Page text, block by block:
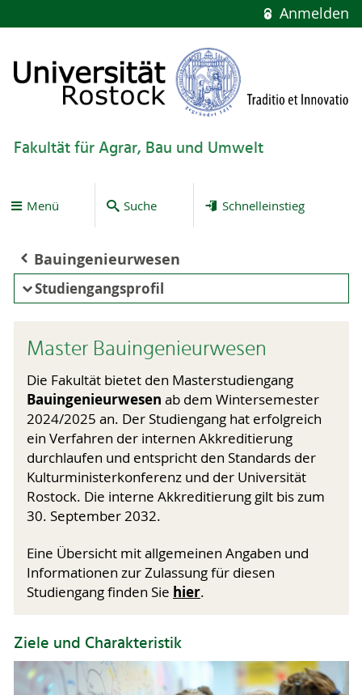
Anmelden
Fakultät für Agrar, Bau und Umwelt
Menü Suche Schnelleinstieg
Bauingenieurwesen
Studiengangsprofil
Master Bauingenieurwesen
Die Fakultät bietet den Masterstudiengang
Bauingenieurwesen ab dem Wintersemester
2024/2025 an. Der Studiengang hat erfolgreich
ein Verfahren der internen Akkreditierung
durchlaufen und entspricht den Standards der
Kulturministerkonferenz und der Universität
Rostock. Die interne Akkreditierung gilt bis zum
30. September 2032.
Eine Übersicht mit allgemeinen Angaben und
Informationen zur Zulassung für diesen
Studiengang finden Sie hier.
Ziele und Charakteristik